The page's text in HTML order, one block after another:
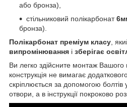
або бронза),
стільниковий полікарбонат
бронза).
Полікарбонат преміум класу ,
випромінювання і зберігає
Ви легко здійсните монтаж Вашого
конструкція не вимагає
скріплюється за допомогою болтів
отвори, а в інструкції покроково